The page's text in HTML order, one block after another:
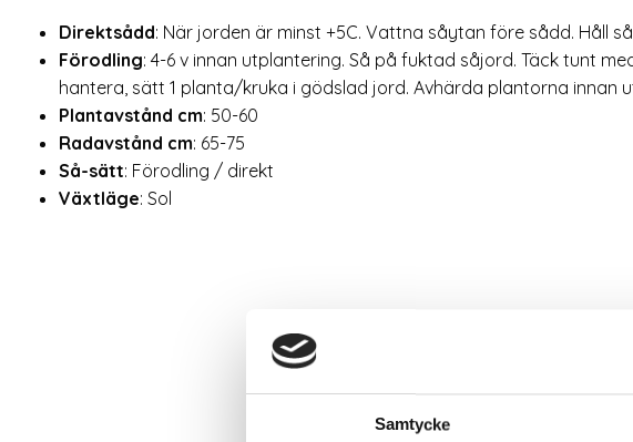
Samtycke
Direktsådd: När jorden är minst +5C. Vattna såytan före sådd. Håll
Förodling: 4-6 v innan utplantering. Så på fuktad såjord. Täck tunt
hantera, sätt 1 planta/kruka i gödslad jord. Avhärda plantorna innan
Plantavstånd cm: 50-60
Radavstånd cm: 65-75
Så-sätt: Förodling / direkt
Växtläge: Sol